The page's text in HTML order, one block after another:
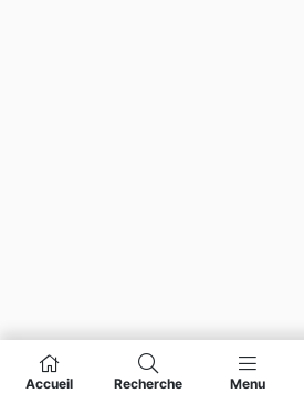
Accueil Recherche Menu